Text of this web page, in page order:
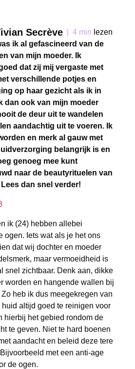
Secrève 4 min lezen
ik al gefascineerd van de
van mijn moeder. Ik
dat zij mij vergaste met
verschillende potjes en
op haar gezicht als ik in
dan ook van mijn moeder
de deur uit te wandelen
aandachtig uit te voeren. Ik
en merk al gauw met
belangrijk is en
genoeg mee kunt
naar de beautyrituelen van
dan snel verder!
ik (24) hebben allebei
ogen. Iets wat als je het ons
dat wij dochter en moeder
maar vermoeidheid is
snel zichtbaar. Denk aan, dikke
worden en hangende wallen bij
heb ik dus meegekregen van
altijd goed te reinigen voor
hierbij het gebied rondom de
te geven. Niet te hard boenen
aandacht en beleid deze tere
met een anti-age
de ogen.